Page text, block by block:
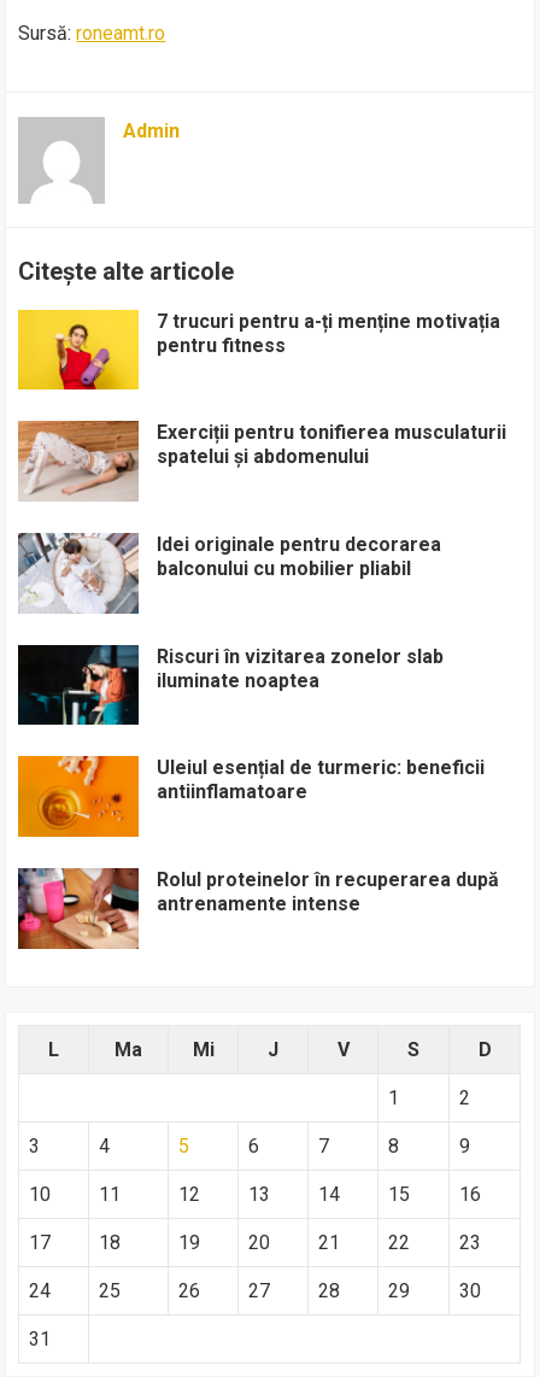
Sursă:roneamt.ro
Admin
Citește alte articole
7 trucuri pentru a-ți menține motivația
pentru fitness
Exerciții pentru tonifierea musculaturii
spatelui și abdomenului
Idei originale pentru decorarea
balconului cu mobilier pliabil
Riscuri în vizitarea zonelor slab
iluminate noaptea
Uleiul esențial de turmeric: beneficii
antiinflamatoare
Rolul proteinelor în recuperarea după
antrenamente intense
L Ma Mi J V S D
1 2
3 4 5 6 7 8 9
10 11 12 13 14 15 16
17 18 19 20 21 22 23
24 25 26 27 28 29 30
31